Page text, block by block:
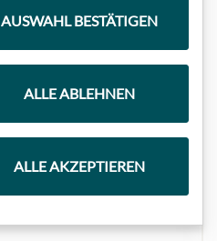
AUSWAHL BESTÄTIGEN
ALLE ABLEHNEN
ALLE AKZEPTIEREN